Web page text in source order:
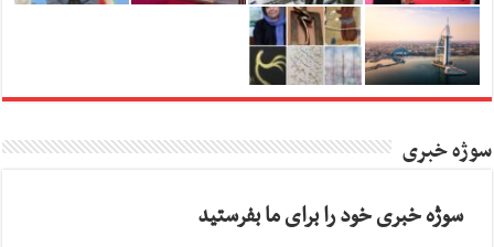
سوژه خبری
سوژه خبری خود را برای ما بفرستید